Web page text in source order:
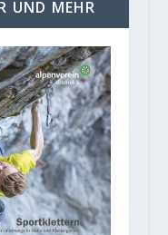
UND MEHR